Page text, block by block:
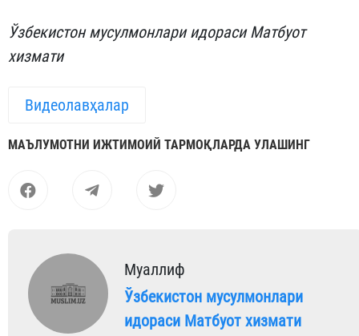
Ўзбекистон мусулмонлари идораси Матбуот
хизмати
Видеолавҳалар
МАЪЛУМОТНИ ИЖТИМОИЙ ТАРМОҚЛАРДА УЛАШИНГ
Муаллиф
Ўзбекистон мусулмонлари
идораси Матбуот хизмати